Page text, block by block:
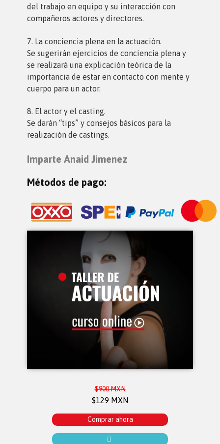
del trabajo en equipo y su interacción con
compañeros actores y directores.
7. La conciencia plena en la actuación.
Se sugerirán ejercicios de conciencia plena y
se realizará una explicación teórica de la
importancia de estar en contacto con mente y
cuerpo para un actor.
8. El actor y el casting.
Se darán “tips” y consejos básicos para la
realización de castings.
Imparte Anaid Jimenez
Métodos de pago:
$900 MXN
$129 MXN
Comprar ahora